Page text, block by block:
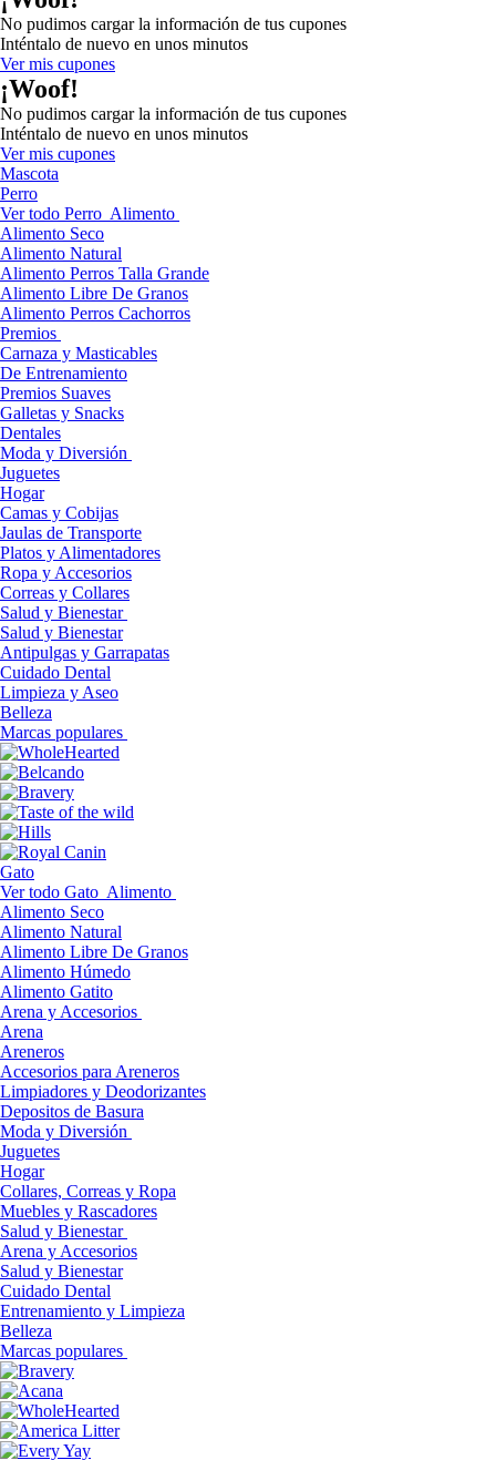
No pudimos cargar la información de tus cupones
Inténtalo de nuevo en unos minutos
Ver mis cupones
¡Woof!
No pudimos cargar la información de tus cupones
Inténtalo de nuevo en unos minutos
Ver mis cupones
Mascota
Perro
Ver todo Perro Alimento
Alimento Seco
Alimento Natural
Alimento Perros Talla Grande
Alimento Libre De Granos
Alimento Perros Cachorros
Premios
Carnaza y Masticables
De Entrenamiento
Premios Suaves
Galletas y Snacks
Dentales
Moda y Diversión
Juguetes
Hogar
Camas y Cobijas
Jaulas de Transporte
Platos y Alimentadores
Ropa y Accesorios
Correas y Collares
Salud y Bienestar
Salud y Bienestar
Antipulgas y Garrapatas
Cuidado Dental
Limpieza y Aseo
Belleza
Marcas populares
Gato
Ver todo Gato Alimento
Alimento Seco
Alimento Natural
Alimento Libre De Granos
Alimento Húmedo
Alimento Gatito
Arena y Accesorios
Arena
Areneros
Accesorios para Areneros
Limpiadores y Deodorizantes
Depositos de Basura
Moda y Diversión
Juguetes
Hogar
Collares, Correas y Ropa
Muebles y Rascadores
Salud y Bienestar
Arena y Accesorios
Salud y Bienestar
Cuidado Dental
Entrenamiento y Limpieza
Belleza
Marcas populares